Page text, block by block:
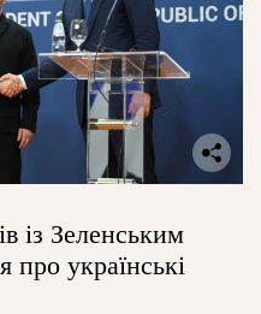
із Зеленським
про українські